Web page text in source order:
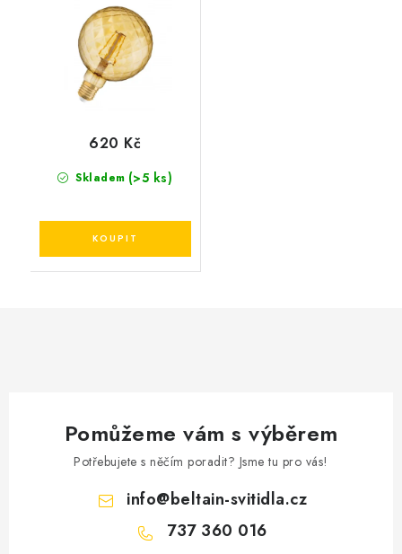
Skladem (>5 ks)
620 Kč
Pomůžeme vám s výběrem
Potřebujete s něčím poradit? Jsme tu pro vás!
info@beltain-svitidla.cz
737 360 016